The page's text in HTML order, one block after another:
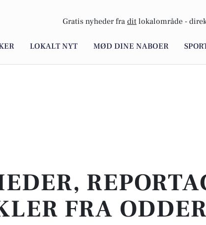
Gratis nyheder fra dit lokalområde -
LOKALT NYT MØD DINE NABOER
FRA ODDER